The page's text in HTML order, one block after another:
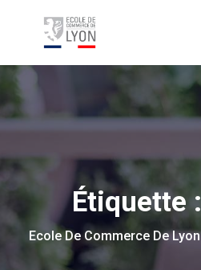
Étiquette :
Ecole De Commerce De Lyon